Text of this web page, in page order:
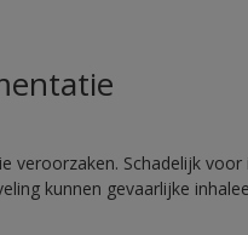
veroorzaken. Schadelijk
kunnen gevaarlijke